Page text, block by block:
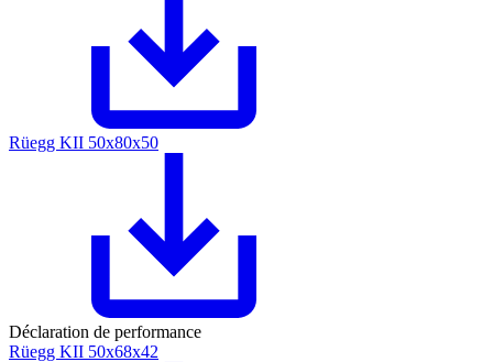
Rüegg KII 50x80x50
Déclaration de performance
Rüegg KII 50x68x42